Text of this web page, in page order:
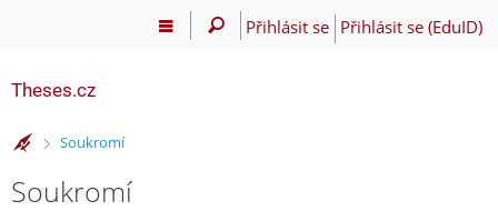
Přihlásit se Přihlásit se (EduID)
Theses.cz
>
Soukromí
Soukromí